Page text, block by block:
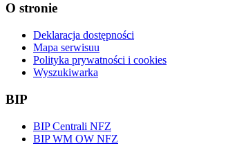
O stronie
Deklaracja dostępności
Mapa serwisuu
Polityka prywatności i cookies
Wyszukiwarka
BIP
BIP Centrali NFZ
BIP WM OW NFZ